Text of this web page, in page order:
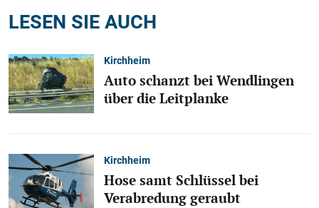
LESEN SIE AUCH
Kirchheim
Auto schanzt bei Wendlingen
über die Leitplanke
Kirchheim
Hose samt Schlüssel bei
Verabredung geraubt